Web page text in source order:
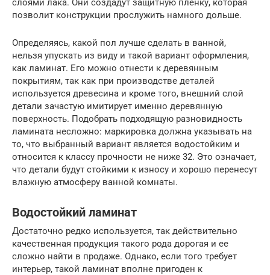
слоями лака. Они создадут защитную пленку, которая
позволит конструкции прослужить намного дольше.
Определяясь, какой пол лучше сделать в ванной,
нельзя упускать из виду и такой вариант оформления,
как ламинат. Его можно отнести к деревянным
покрытиям, так как при производстве деталей
используется древесина и кроме того, внешний слой
детали зачастую имитирует именно деревянную
поверхность. Подобрать подходящую разновидность
ламината несложно: маркировка должна указывать на
то, что выбранный вариант является водостойким и
относится к классу прочности не ниже 32. Это означает,
что детали будут стойкими к износу и хорошо перенесут
влажную атмосферу ванной комнаты.
Водостойкий ламинат
Достаточно редко используется, так действительно
качественная продукция такого рода дорогая и ее
сложно найти в продаже. Однако, если того требует
интерьер, такой ламинат вполне пригоден к